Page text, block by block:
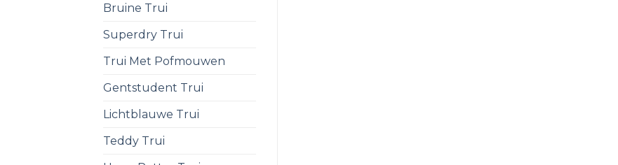
Bruine Trui
Superdry Trui
Trui Met Pofmouwen
Gentstudent Trui
Lichtblauwe Trui
Teddy Trui